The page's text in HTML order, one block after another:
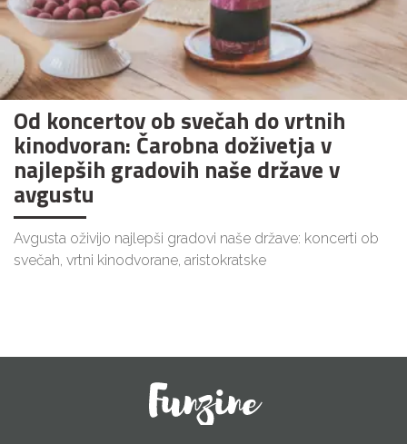
Od koncertov ob svečah do vrtnih
kinodvoran: Čarobna doživetja v
najlepših gradovih naše države v
avgustu
Avgusta oživijo najlepši gradovi naše države: koncerti ob
svečah, vrtni kinodvorane, aristokratske